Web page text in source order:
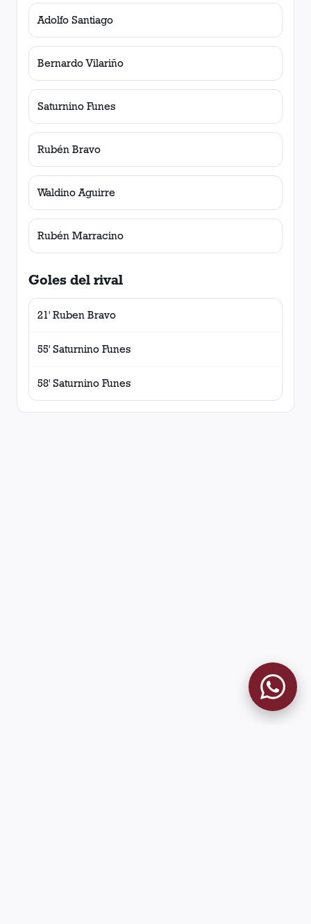
Adolfo Santiago
Bernardo Vilariño
Saturnino Funes
Rubén Bravo
Waldino Aguirre
Rubén Marracino
Goles del rival
21' Ruben Bravo
55' Saturnino Funes
58' Saturnino Funes